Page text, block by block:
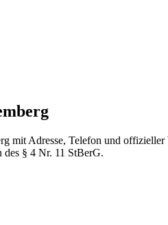
mit Adresse, Telefon und
§ 4 Nr. 11 StBerG.